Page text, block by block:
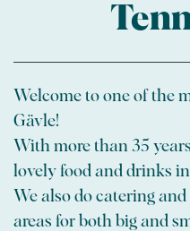
Welcome to one of the
Gävle!
With more than 35
lovely food and drinks
We also do catering
areas for both big and